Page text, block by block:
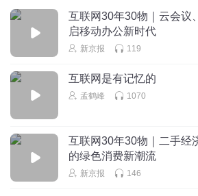
互联网30年30物｜云会议
启移动办公新时代
新京报 119
互联网是有记忆的
孟鹤峰 1070
互联网30年30物｜二手经
的绿色消费新潮流
新京报 146